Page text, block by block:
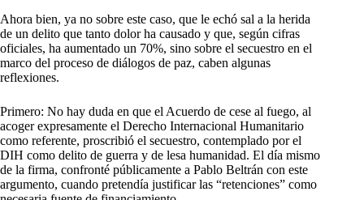
Ahora bien, ya no sobre este caso, que le echó sal a la herida
de un delito que tanto dolor ha causado y que, según cifras
oficiales, ha aumentado un 70%, sino sobre el secuestro en el
marco del proceso de diálogos de paz, caben algunas
reflexiones.
Primero: No hay duda en que el Acuerdo de cese al fuego, al
acoger expresamente el Derecho Internacional Humanitario
como referente, proscribió el secuestro, contemplado por el
DIH como delito de guerra y de lesa humanidad. El día mismo
de la firma, confronté públicamente a Pablo Beltrán con este
argumento, cuando pretendía justificar las “retenciones” como